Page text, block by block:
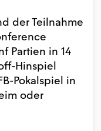
der Teilnahme
Partien in 14
Hinspiel
Pokalspiel in
oder